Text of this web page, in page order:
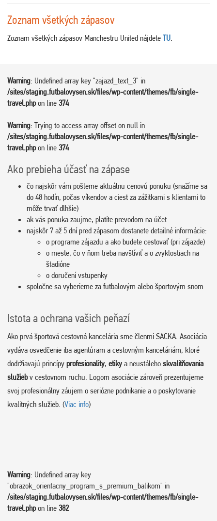
Zoznam všetkých zápasov
Zoznam všetkých zápasov Manchestru United nájdete TU.
Warning: Undefined array key "zajazd_text_3" in
/sites/staging.futbalovysen.sk/files/wp-content/themes/fb/single-
travel.phpon line 374
Warning: Trying to access array offset on null in
/sites/staging.futbalovysen.sk/files/wp-content/themes/fb/single-
travel.phpon line 374
Ako prebieha účasť na zápase
čo najskôr vám pošleme aktuálnu cenovú ponuku (snažíme sa
do 48 hodín, počas víkendov a ciest za zážitkami s klientami to
môže trvať dlhšie)
ak vás ponuka zaujme, platíte prevodom na účet
najskôr 7 až 5 dní pred zápasom dostanete detailné informácie:
o programe zájazdu a ako budete cestovať (pri zájazde)
o meste, čo v ňom treba navštíviť a o zvyklostiach na
štadióne
o doručení vstupenky
spoločne sa vyberieme za futbalovým alebo športovým snom
Istota a ochrana vašich peňazí
Ako prvá športová cestovná kancelária sme členmi SACKA. Asociácia
vydáva osvedčenie iba agentúram a cestovným kanceláriám, ktoré
dodržiavajú princípy profesionality, etikya neustáleho skvalitňovania
služiebv cestovnom ruchu. Logom asociácie zároveň prezentujeme
svoj profesionálny záujem o seriózne podnikanie a o poskytovanie
kvalitných služieb. (Viac info)
Warning: Undefined array key
"obrazok_orientacny_program_s_premium_balikom" in
/sites/staging.futbalovysen.sk/files/wp-content/themes/fb/single-
travel.phpon line 382